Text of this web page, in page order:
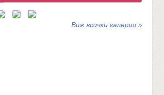
Виж всички галерии »